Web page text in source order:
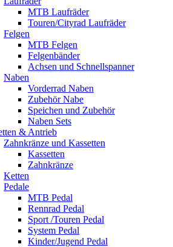
MTB Laufräder
Touren/Cityrad Laufräder
Felgen
MTB Felgen
Felgenbänder
Achsen und Schnellspanner
Naben
Vorderrad Naben
Zubehör Nabe
Speichen und Zubehör
Naben Sets
& Antrieb
Zahnkränze und Kassetten
Kassetten
Zahnkränze
Ketten
Pedale
MTB Pedal
Rennrad Pedal
Sport /Touren Pedal
System Pedal
Kinder/Jugend Pedal